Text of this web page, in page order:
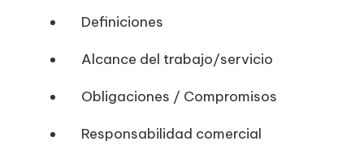
Definiciones
Alcance del trabajo/servicio
Obligaciones / Compromisos
Responsabilidad comercial